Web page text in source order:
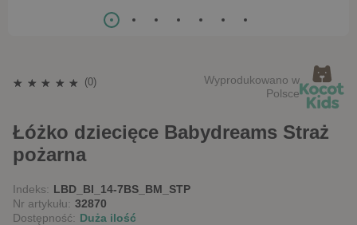
(0)
Wyprodukowano w
Polsce
Łóżko dziecięce Babydreams Straż
pożarna
Indeks: LBD_BI_14-7BS_BM_STP
Nr artykułu: 32870
Dostępność: Duża ilość